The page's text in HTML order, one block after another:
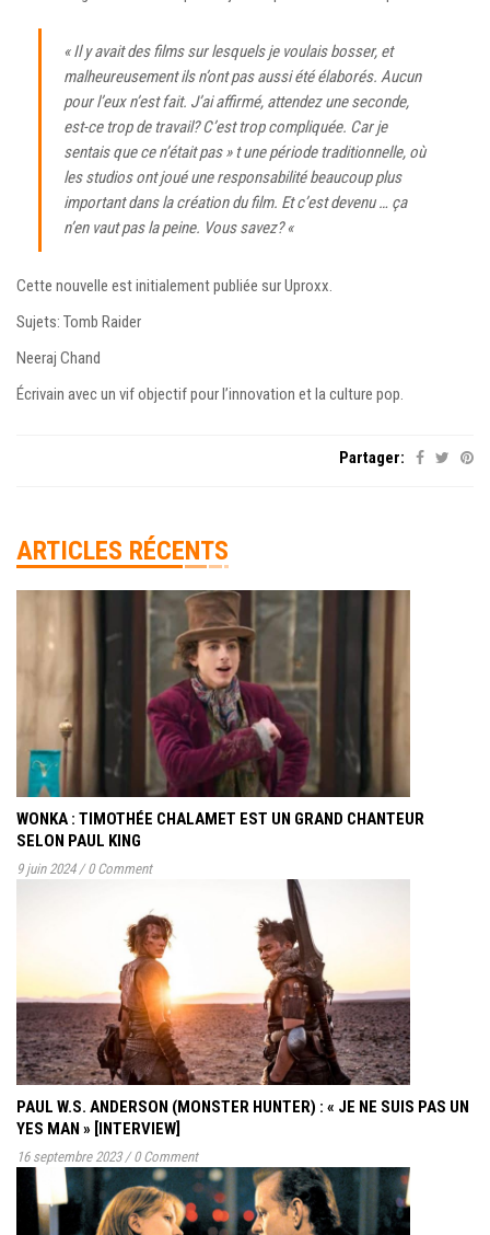
« Il y avait des films sur lesquels je voulais bosser, et
malheureusement ils n’ont pas aussi été élaborés. Aucun
pour l’eux n’est fait. J’ai affirmé, attendez une seconde,
est-ce trop de travail? C’est trop compliquée. Car je
sentais que ce n’était pas » t une période traditionnelle, où
les studios ont joué une responsabilité beaucoup plus
important dans la création du film. Et c’est devenu … ça
n’en vaut pas la peine. Vous savez? «
Cette nouvelle est initialement publiée sur Uproxx.
Sujets: Tomb Raider
Neeraj Chand
Écrivain avec un vif objectif pour l’innovation et la culture pop.
Partager:
ARTICLES RÉCENTS
WONKA : TIMOTHÉE CHALAMET EST UN GRAND CHANTEUR
SELON PAUL KING
9 juin 2024 / 0 Comment
PAUL W.S. ANDERSON (MONSTER HUNTER) : « JE NE SUIS PAS UN
YES MAN » [INTERVIEW]
16 septembre 2023 / 0 Comment